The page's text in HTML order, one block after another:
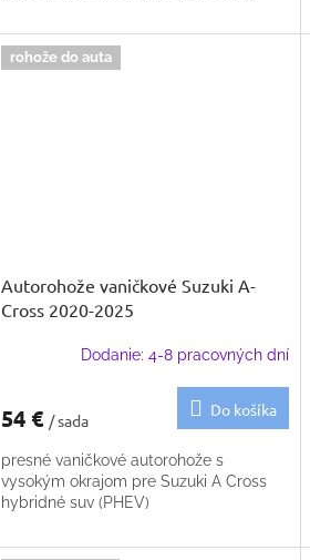
rohože do auta
Autorohože vaničkové Suzuki A-
Cross 2020-2025
Dodanie: 4-8 pracovných dní
54 € / sada
Do košíka
presné vaničkové autorohože s
vysokým okrajom pre Suzuki A Cross
hybridné suv (PHEV)